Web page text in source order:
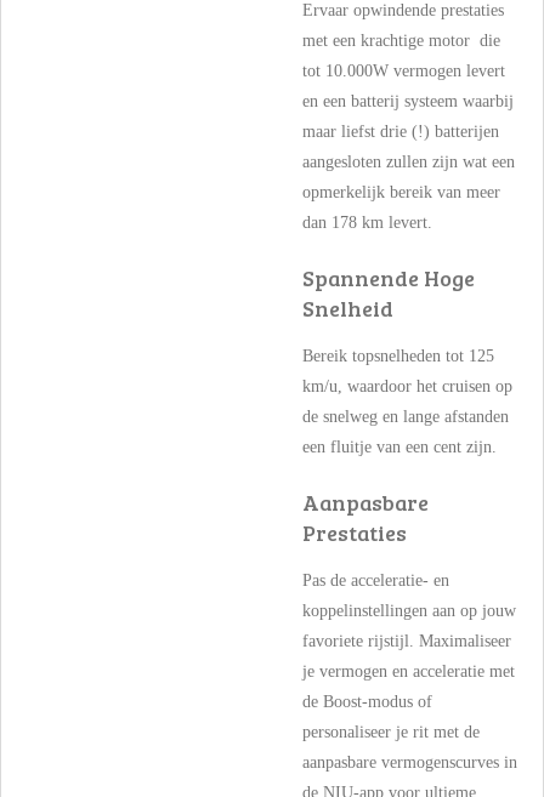
Ervaar opwindende prestaties
met een krachtige motor die
tot 10.000W vermogen levert
en een batterij systeem waarbij
maar liefst drie (!) batterijen
aangesloten zullen zijn wat een
opmerkelijk bereik van meer
dan 178 km levert.
Spannende Hoge
Snelheid
Bereik topsnelheden tot 125
km/u, waardoor het cruisen op
de snelweg en lange afstanden
een fluitje van een cent zijn.
Aanpasbare
Prestaties
Pas de acceleratie- en
koppelinstellingen aan op jouw
favoriete rijstijl. Maximaliseer
je vermogen en acceleratie met
de Boost-modus of
personaliseer je rit met de
aanpasbare vermogenscurves in
de NIU-app voor ultieme